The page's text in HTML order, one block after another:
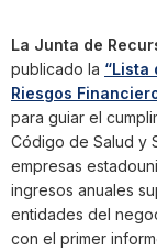
La Junta de
publicado la “Lista
Riesgos
para guiar el
Código de Salud y
empresas
ingresos anuales
entidades del
con el primer